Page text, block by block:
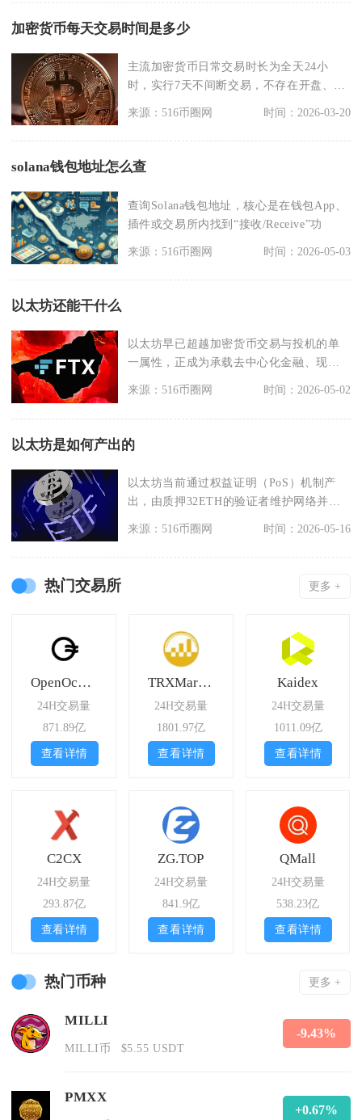
加密货币每天交易时间是多少
主流加密货币日常交易时长为全天24小
时，实行7天不间断交易，不存在开盘、收
来源：516币圈网 时间：2026-03-20
solana钱包地址怎么查
查询Solana钱包地址，核心是在钱包App、
插件或交易所内找到“接收/Receive”功
来源：516币圈网 时间：2026-05-03
以太坊还能干什么
以太坊早已超越加密货币交易与投机的单
一属性，正成为承载去中心化金融、现实
世界资产代币化、数
来源：516币圈网 时间：2026-05-02
以太坊是如何产出的
以太坊当前通过权益证明（PoS）机制产
出，由质押32ETH的验证者维护网络并获
来源：516币圈网 时间：2026-05-16
热门交易所 更多 +
OpenOcean
24H交易量
871.89亿
查看详情
TRXMarket
24H交易量
1801.97亿
查看详情
Kaidex
24H交易量
1011.09亿
查看详情
C2CX
24H交易量
293.87亿
查看详情
ZG.TOP
24H交易量
841.9亿
查看详情
QMall
24H交易量
538.23亿
查看详情
热门币种 更多 +
MILLI
MILLI币 $5.55 USDT
-9.43%
PMXX
+0.67%